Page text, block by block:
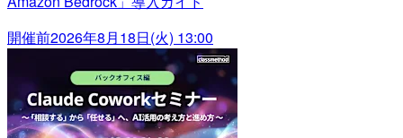
開催前2026年8月18日(火) 13:00